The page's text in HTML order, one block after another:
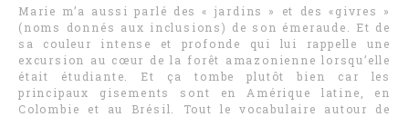
Marie m’a aussi parlé des « jardins » et des «givres »
(noms donnés aux inclusions) de son émeraude. Et de
sa couleur intense et profonde qui lui rappelle une
excursion au cœur de la forêt amazonienne lorsqu’elle
était étudiante. Et ça tombe plutôt bien car les
principaux gisements sont en Amérique latine, en
Colombie et au Brésil. Tout le vocabulaire autour de